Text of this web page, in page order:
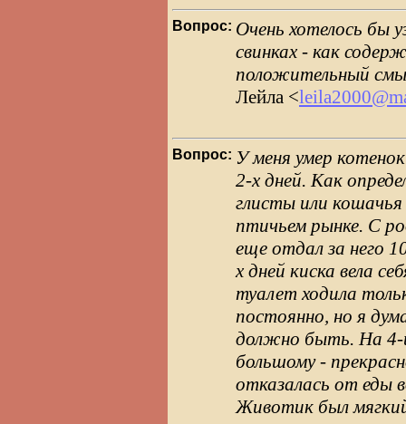
Вопрос: Очень хотелось бы
свинках - как
положительный
Лейла <
Вопрос: У меня умер
2-х дней. Как
глисты или
птичьем рынке. С
еще отдал за него
х дней киска вела
туалет ходила
постоянно, но я
должно быть. На 4-
большому -
отказалась от еды
Животик был